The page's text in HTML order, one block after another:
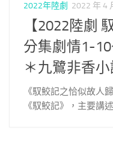
2022年陸劇 2022 年 4
【2022陸劇
分集劇情1-
＊九鷺非香
《馭鮫記之恰似故人
《馭鮫記》，主要講